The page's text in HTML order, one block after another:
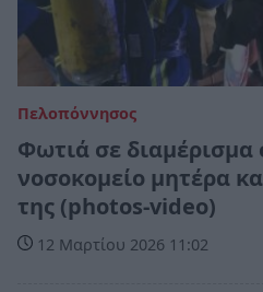
Πελοπόννησος
Φωτιά σε διαμέρισμα
νοσοκομείο μητέρα
της (photos-video)
12 Μαρτίου 2026 11:02